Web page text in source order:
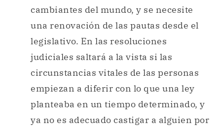
cambiantes del mundo, y se necesite
una renovación de las pautas desde el
legislativo. En las resoluciones
judiciales saltará a la vista si las
circunstancias vitales de las personas
empiezan a diferir con lo que una ley
planteaba en un tiempo determinado, y
ya no es adecuado castigar a alguien por